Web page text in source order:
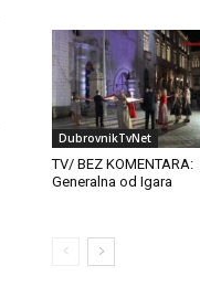
DubrovnikTvNet
TV/ BEZ KOMENTARA:
Generalna od Igara